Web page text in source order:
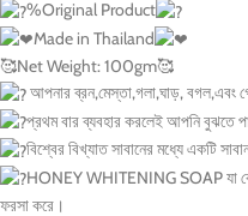
%Original Product
Made in Thailand
🥰Net Weight: 100gm🥰
আপনার ব্রন,মেস্তা,গলা,ঘাড়, বগল,এবং
প্রথম বার ব্যবহার করলেই আপনি বুঝতে
বিশ্বের বিখ্যাত সাবানের মধ্যে একটি
HONEY WHITENING SOAP যা
ফরসা করে।